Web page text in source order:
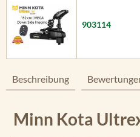
903114
Beschreibung
Minn Kota